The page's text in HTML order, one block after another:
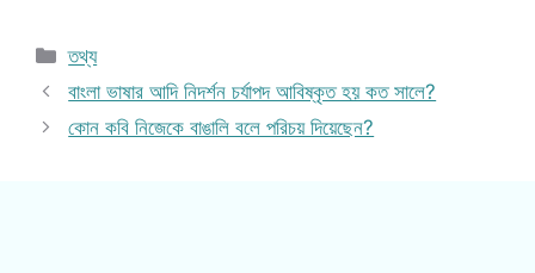
Categories
তথ্য
বাংলা ভাষার আদি নিদর্শন চর্যাপদ আবিষ্কৃত হয় কত সালে?
কোন কবি নিজেকে বাঙালি বলে পরিচয় দিয়েছেন?